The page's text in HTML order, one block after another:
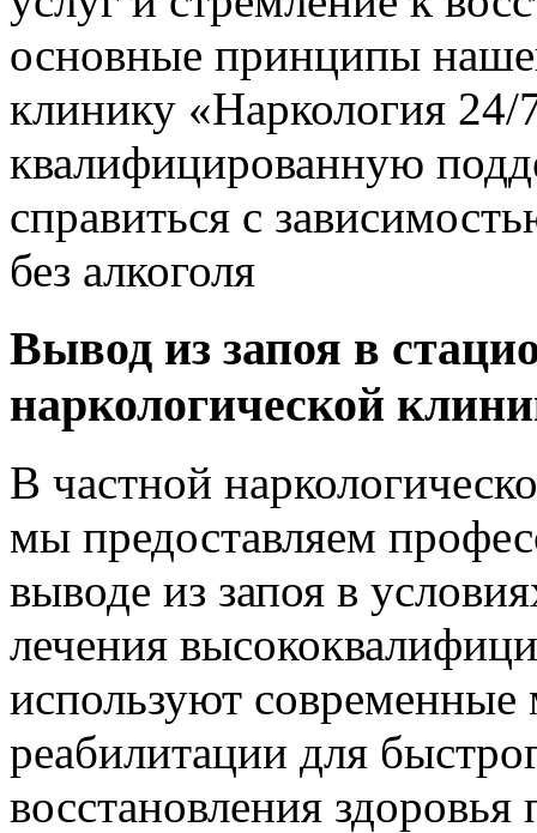
основные принципы
клинику «Наркология 24/
квалифицированную
справиться с
без алкоголя
Вывод из запоя в
наркологической
В частной
мы предоставляем
выводе из запоя в
лечения
используют современные
реабилитации для
восстановления здоровья